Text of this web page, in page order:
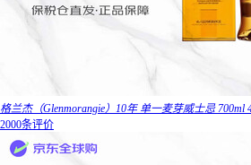
格兰杰（Glenmorangie）10年 单一麦芽威士忌 700ml
2000条评价